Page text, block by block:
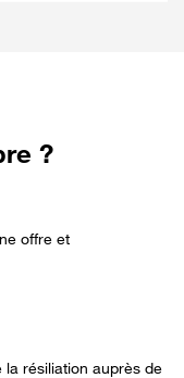
?
offre et
la résiliation auprès de